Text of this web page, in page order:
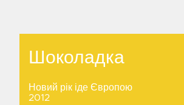
Шоколадка
Новий рік іде Європою
2012